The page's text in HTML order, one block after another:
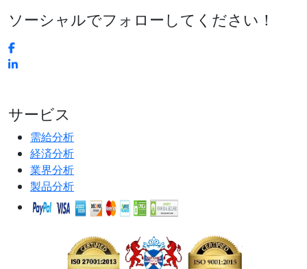
ソーシャルでフォローしてください！
サービス
需給分析
経済分析
業界分析
製品分析